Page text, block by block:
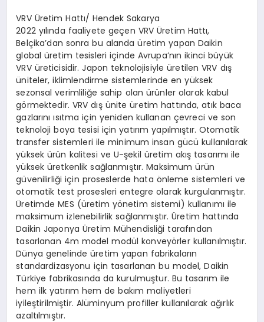
VRV Üretim Hattı/ Hendek Sakarya
2022 yılında faaliyete geçen VRV Üretim Hattı,
Belçika’dan sonra bu alanda üretim yapan Daikin
global üretim tesisleri içinde Avrupa’nın ikinci büyük
VRV üreticisidir. Japon teknolojisiyle üretilen VRV dış
üniteler, iklimlendirme sistemlerinde en yüksek
sezonsal verimliliğe sahip olan ürünler olarak kabul
görmektedir. VRV dış ünite üretim hattında, atık baca
gazlarını ısıtma için yeniden kullanan çevreci ve son
teknoloji boya tesisi için yatırım yapılmıştır. Otomatik
transfer sistemleri ile minimum insan gücü kullanılarak
yüksek ürün kalitesi ve U-şekil üretim akış tasarımı ile
yüksek üretkenlik sağlanmıştır. Maksimum ürün
güvenilirliği için proseslerde hata önleme sistemleri ve
otomatik test prosesleri entegre olarak kurgulanmıştır.
Üretimde MES (üretim yönetim sistemi) kullanımı ile
maksimum izlenebilirlik sağlanmıştır. Üretim hattında
Daikin Japonya Üretim Mühendisliği tarafından
tasarlanan 4m model modül konveyörler kullanılmıştır.
Dünya genelinde üretim yapan fabrikaların
standardizasyonu için tasarlanan bu model, Daikin
Türkiye fabrikasında da kurulmuştur. Bu tasarım ile
hem ilk yatırım hem de bakım maliyetleri
iyileştirilmiştir. Alüminyum profiller kullanılarak ağırlık
azaltılmıştır.